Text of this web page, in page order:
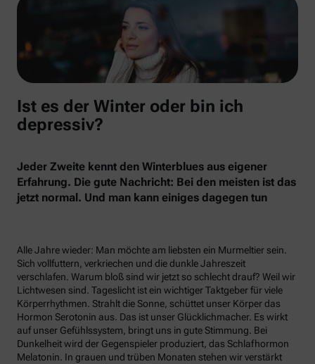
Ist es der Winter oder bin ich
depressiv?
Jeder Zweite kennt den Winterblues aus eigener
Erfahrung. Die gute Nachricht: Bei den meisten ist das
jetzt normal. Und man kann einiges dagegen tun
Alle Jahre wieder: Man möchte am liebsten ein Murmeltier sein.
Sich vollfuttern, verkriechen und die dunkle Jahreszeit
verschlafen. Warum bloß sind wir jetzt so schlecht drauf? Weil wir
Lichtwesen sind. Tageslicht ist ein wichtiger Taktgeber für viele
Körperrhythmen. Strahlt die Sonne, schüttet unser Körper das
Hormon Serotonin aus. Das ist unser Glücklichmacher. Es wirkt
auf unser Gefühlssystem, bringt uns in gute Stimmung. Bei
Dunkelheit wird der Gegenspieler produziert, das Schlafhormon
Melatonin. In grauen und trüben Monaten stehen wir verstärkt